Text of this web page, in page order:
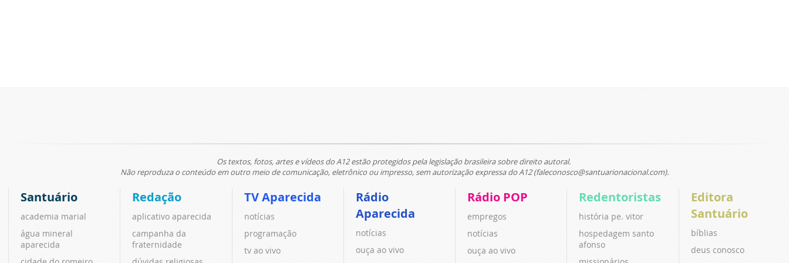
Os textos, fotos, artes e vídeos do A12 estão protegidos pela legislação brasileira sobre direito autoral.
Não reproduza o conteúdo em outro meio de comunicação, eletrônico ou impresso, sem autorização expressa do A12 (faleconosco@santuarionacional.com).
Santuário
academia marial
água mineral
aparecida
Redação
aplicativo aparecida
campanha da
fraternidade
TV Aparecida
notícias
programação
tv ao vivo
Rádio
Aparecida
notícias
ouça ao vivo
Rádio POP
empregos
notícias
ouça ao vivo
Redentoristas
história pe. vitor
hospedagem santo
afonso
Editora
Santuário
bíblias
deus conosco